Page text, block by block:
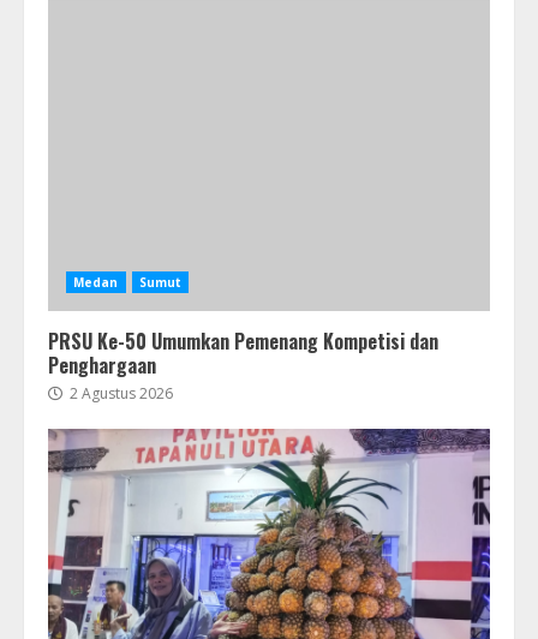
Medan Sumut
PRSU Ke-50 Umumkan Pemenang Kompetisi dan
Penghargaan
2 Agustus 2026